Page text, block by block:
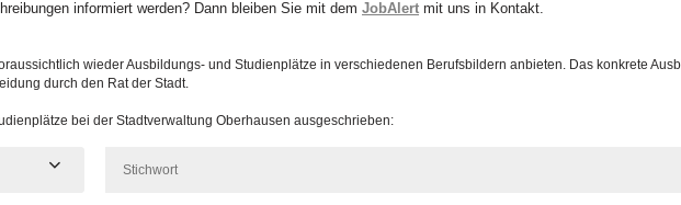
informiert werden? Dann bleiben Sie mit dem JobAlert mit uns in Kontakt.
wieder Ausbildungs- und Studienplätze in verschiedenen Berufsbildern anbieten. Das konkrete
durch den Rat der Stadt.
bei der Stadtverwaltung Oberhausen ausgeschrieben: